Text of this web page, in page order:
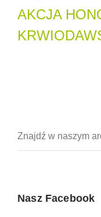
AKCJA
Nasz Facebook